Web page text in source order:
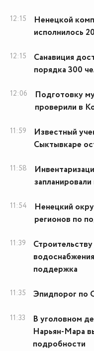
12:15
Ненецкой
исполнилось
12:15
Санавиция
порядка 300
12:06
Подготовку
проверили в
11:59
Известный
Сыктывкаре
11:58
11:54
Ненецкий
регионов по
11:39
поддержка
11:35 Эпидпорог по
11:33
В уголовном
Нарьян-Мара
подробности